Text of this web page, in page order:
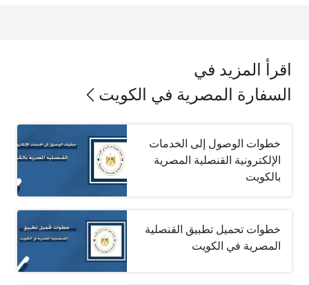
اقرأ المزيد في
السفارة المصرية في الكويت
خطوات الوصول إلى الخدمات
الإلكترونية القنصلية المصرية
بالكويت
خطوات تحميل تطبيق القنصلية
المصرية في الكويت